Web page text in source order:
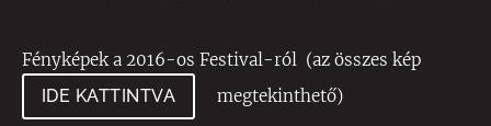
Fényképek a 2016-os Festival-ról (az összes kép
IDE KATTINTVA
megtekinthető)